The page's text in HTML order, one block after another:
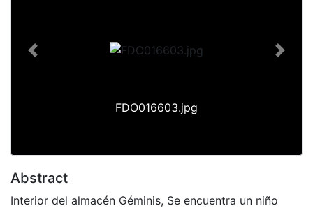
FDO016603.jpg
Previous Next
Abstract
Interior del almacén Géminis, Se encuentra un niño